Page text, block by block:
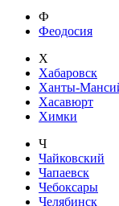
Ф
Феодосия
Х
Хабаровск
Ханты-
Хасавюрт
Химки
Ч
Чайковский
Чапаевск
Чебоксары
Челябинск